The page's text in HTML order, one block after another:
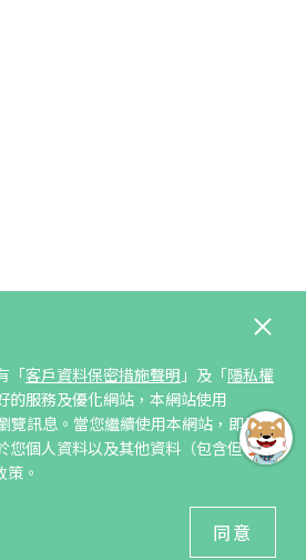
「客戶資料保密措施聲明 」及「隱私權
的服務及優化網站，本網站使用
覽訊息。當您繼續使用本網站，即表示
您個人資料以及其他資料（包含但不限
。
同意